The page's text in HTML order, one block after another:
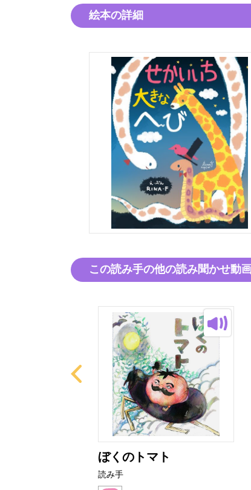
絵本の詳細
この読み手の他の読み聞かせ動画
ぼくのトマト
読み手